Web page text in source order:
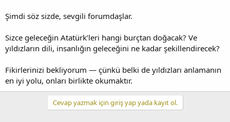
Şimdi söz sizde, sevgili forumdaşlar.
Sizce geleceğin Atatürk’leri hangi burçtan doğacak? Ve
yıldızların dili, insanlığın geleceğini ne kadar şekillendirecek?
Fikirlerinizi bekliyorum — çünkü belki de yıldızları anlamanın
en iyi yolu, onları birlikte okumaktır.
Cevap yazmak için giriş yap yada kayıt ol.